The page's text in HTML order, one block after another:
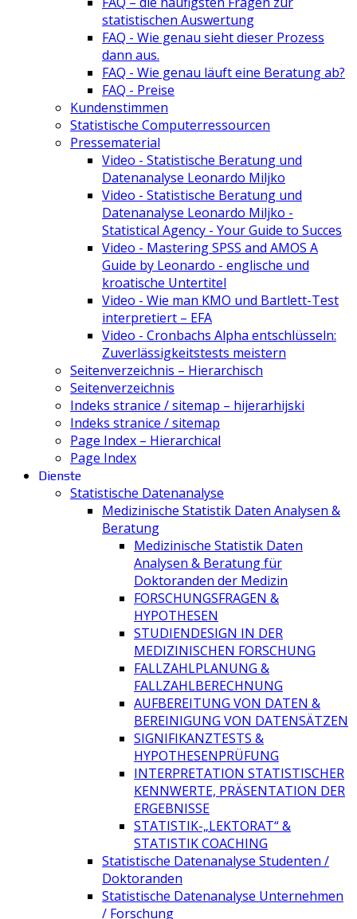
statistischen Auswertung
FAQ - Wie genau sieht dieser Prozess
dann aus.
FAQ - Wie genau läuft eine Beratung ab?
FAQ - Preise
Kundenstimmen
Statistische Computerressourcen
Pressematerial
Video - Statistische Beratung und
Datenanalyse Leonardo Miljko
Video - Statistische Beratung und
Datenanalyse Leonardo Miljko -
Statistical Agency - Your Guide to Succes
Video - Mastering SPSS and AMOS A
Guide by Leonardo - englische und
kroatische Untertitel
Video - Wie man KMO und Bartlett-Test
interpretiert – EFA
Video - Cronbachs Alpha entschlüsseln:
Zuverlässigkeitstests meistern
Seitenverzeichnis – Hierarchisch
Seitenverzeichnis
Indeks stranice / sitemap – hijerarhijski
Indeks stranice / sitemap
Page Index – Hierarchical
Page Index
Dienste
Statistische Datenanalyse
Medizinische Statistik Daten Analysen &
Beratung
Medizinische Statistik Daten
Analysen & Beratung für
Doktoranden der Medizin
FORSCHUNGSFRAGEN &
HYPOTHESEN
STUDIENDESIGN IN DER
MEDIZINISCHEN FORSCHUNG
FALLZAHLPLANUNG &
FALLZAHLBERECHNUNG
AUFBEREITUNG VON DATEN &
BEREINIGUNG VON DATENSÄTZEN
SIGNIFIKANZTESTS &
HYPOTHESENPRÜFUNG
INTERPRETATION STATISTISCHER
KENNWERTE, PRÄSENTATION DER
ERGEBNISSE
STATISTIK-„LEKTORAT“ &
STATISTIK COACHING
Statistische Datenanalyse Studenten /
Doktoranden
Statistische Datenanalyse Unternehmen
/ Forschung